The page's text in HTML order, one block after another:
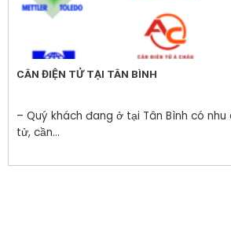
CÂN ĐIỆN TỬ TẠI TÂN BÌNH
– Quý khách đang ở tại Tân Bình có nhu
tử, cần...